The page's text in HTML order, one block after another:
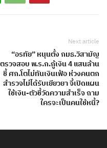
Next article
“อรทัย” หนุนตั้ง กมธ.วิสามัญ
ตรวจสอบ พ.ร.ก.กู้เงิน 4 แสนล้าน
ชี้ ศก.โตไม่ทันเงินเฟ้อ ห่วงคนตก
สำรวจไม่ได้รับเยียวยา จี้เปิดแผน
ใช้เงิน-ตัวชี้วัดความสำเร็จ ถาม
ใครจะเป็นคนใช้หนี้?